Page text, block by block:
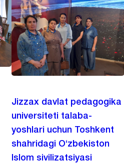
Jizzax davlat pedagogika
universiteti talaba-
yoshlari uchun Toshkent
shahridagi O‘zbekiston
Islom sivilizatsiyasi